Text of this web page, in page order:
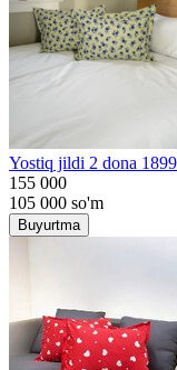
Yostiq jildi 2 dona 1899
155 000
105 000 so'm
Buyurtma